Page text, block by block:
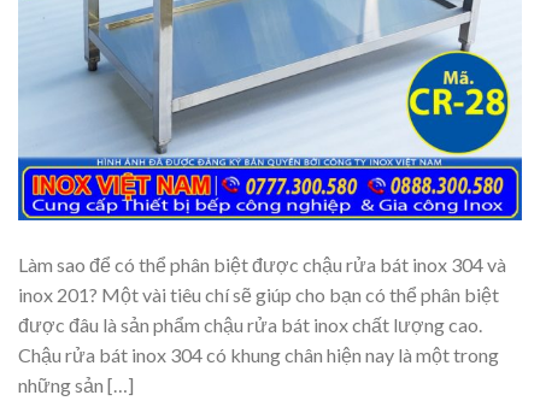
Làm sao để có thể phân biệt được chậu rửa bát inox 304 và
inox 201? Một vài tiêu chí sẽ giúp cho bạn có thể phân biệt
được đâu là sản phẩm chậu rửa bát inox chất lượng cao.
Chậu rửa bát inox 304 có khung chân hiện nay là một trong
những sản […]